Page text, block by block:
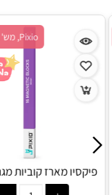
Pixio, מש' 1+ גיל 6+
יחידות - ורוד – PIXIO